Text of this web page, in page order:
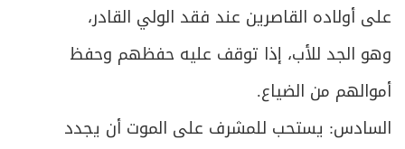
على أولاده القاصرين عند فقد الولي القادر،
وهو الجد للأب، إذا توقف عليه حفظهم وحفظ
أموالهم من الضياع.
السادس: يستحب للمشرف على الموت أن يجدد
355 المبحث الأول ـ في ما يتحقّق به السفر
ص
360 المبحث الثاني ـ في ما ينقطع به السفر
367 المبحث الثالث ـ من يستثنى من حكم القصر